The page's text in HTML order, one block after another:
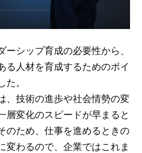
ーシップ育成の必要性から、
る人材を育成するためのポイ
た。
、技術の進歩や社会情勢の変
層変化のスピードが早まると
のため、仕事を進めるときの
変わるので、企業ではこれま